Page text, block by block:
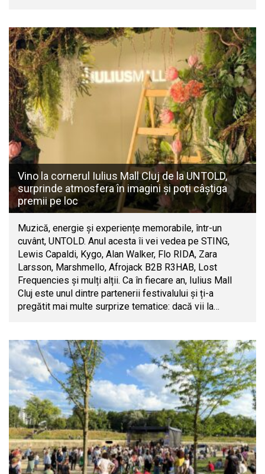
Vino la cornerul Iulius Mall Cluj de la UNTOLD,
surprinde atmosfera în imagini și poți câștiga
premii pe loc
Muzică, energie și experiențe memorabile, într-un
cuvânt, UNTOLD. Anul acesta îi vei vedea pe STING,
Lewis Capaldi, Kygo, Alan Walker, Flo RIDA, Zara
Larsson, Marshmello, Afrojack B2B R3HAB, Lost
Frequencies și mulți alții. Ca în fiecare an, Iulius Mall
Cluj este unul dintre partenerii festivalului și ți-a
pregătit mai multe surprize tematice: dacă vii la…